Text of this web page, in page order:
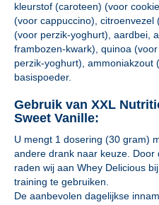
kleurstof (caroteen) (voor
(voor cappuccino),
(voor perzik-yoghurt), aardbei,
frambozen-kwark), quinoa
perzik-yoghurt), ammoniakzout
basispoeder.
Gebruik van XXL
Sweet Vanille:
U mengt 1 dosering (30 gram)
andere drank naar keuze.
raden wij aan Whey Delicious
training te gebruiken.
De aanbevolen dagelijkse